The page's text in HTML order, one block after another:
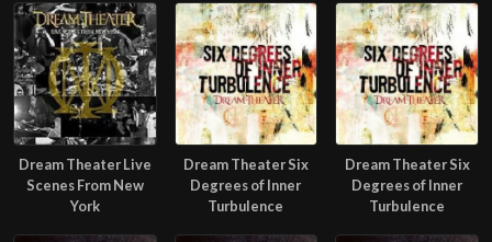
Dream Theater Live
Scenes From New
York
Dream Theater Six
Degrees of Inner
Turbulence
Dream Theater Six
Degrees of Inner
Turbulence